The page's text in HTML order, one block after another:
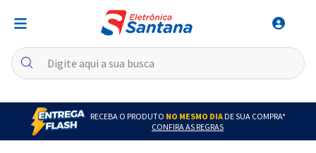
RECEBA O PRODUTO NO MESMO DIADE SUA COMPRA*
CONFIRA AS REGRAS